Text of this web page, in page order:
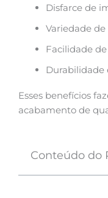
Disfarce de
Variedade de
Facilidade
Durabilidade
Esses benefícios
acabamento de
Conteúdo do